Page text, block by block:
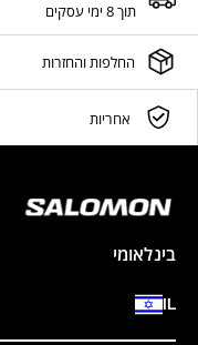
תוך 8 ימי עסקים
החלפות והחזרות
אחריות
בינלאומי
IL